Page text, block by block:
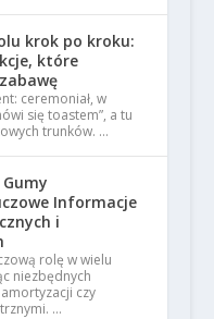
krok po kroku:
które
ceremoniał, w
się toastem”, a tu
trunków. …
Informacje
i
rolę w wielu
niezbędnych
czy
…